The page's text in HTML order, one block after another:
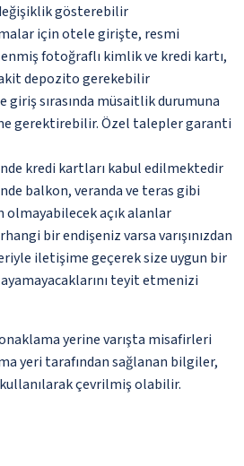
gösterebilir
için otele girişte, resmi
fotoğraflı kimlik ve kredi kartı,
depozito gerekebilir
sırasında müsaitlik durumuna
gerektirebilir. Özel talepler garanti
kredi kartları kabul edilmektedir
balkon, veranda ve teras gibi
olmayabilecek açık alanlar
bir endişeniz varsa varışınızdan
iletişime geçerek size uygun bir
teyit etmenizi
yerine varışta misafirleri
yeri tarafından sağlanan bilgiler,
çevrilmiş olabilir.